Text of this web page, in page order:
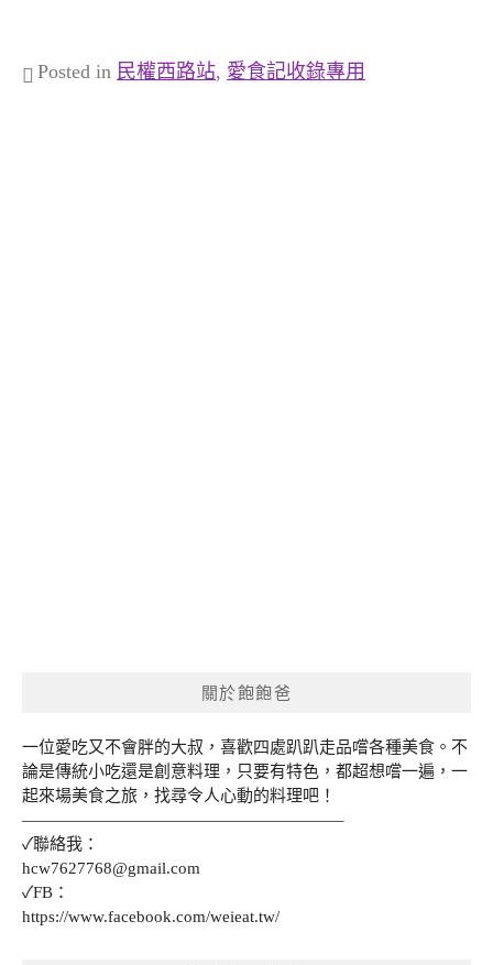
Posted in 民權西路站, 愛食記收錄專用
關於飽飽爸
一位愛吃又不會胖的大叔，喜歡四處趴趴走品嚐各種美食。不
論是傳統小吃還是創意料理，只要有特色，都超想嚐一遍，一
起來場美食之旅，找尋令人心動的料理吧！
———————————————————–
✓聯絡我：
hcw7627768@gmail.com
✓FB：
https://www.facebook.com/weieat.tw/